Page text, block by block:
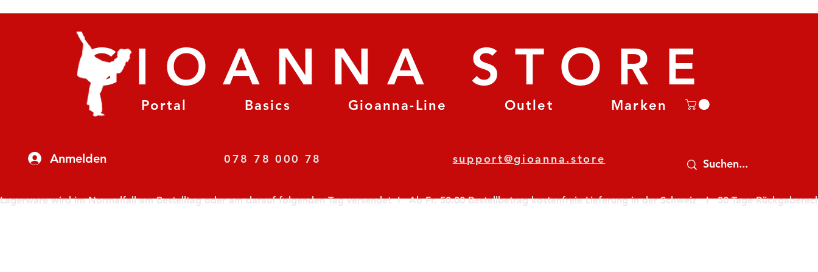
Anmelden
Portal Basics Gioanna-Line Outlet Marken
GIOANNA STORE
078 78 000 78 support@gioanna.store
Lagerware wird im Normalfall am Bestelltag oder am darauf folgenden Tag versendet  I   Ab Fr. 50.00 Bestellbetrag kostenfreie Lieferung in der Schweiz   I   30 Tage